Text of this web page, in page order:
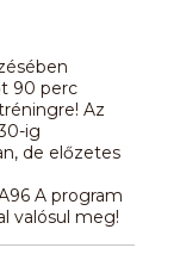
90 perc
Az
ig
de előzetes
A program
valósul meg!